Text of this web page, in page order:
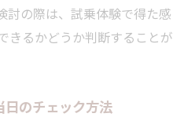
討の際は、試乗体験で得た感
きるかどうか判断することが
日のチェック方法